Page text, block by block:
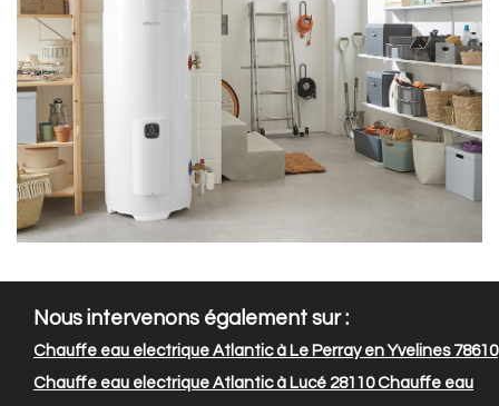
Nous intervenons également sur :
Chauffe eau electrique Atlantic à Le Perray en Yvelines 78610
Chauffe eau electrique Atlantic à Lucé 28110Chauffe eau